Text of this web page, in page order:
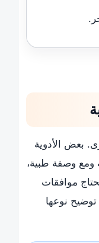
بعض الأدوية
ومع وصفة طبية،
موافقات
نوعها